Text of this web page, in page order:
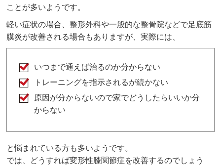
ことが多いようです。
軽い症状の場合、整形外科や一般的な整骨院などで足底筋
膜炎が改善される場合もありますが、実際には、
いつまで通えば治るのか分からない
トレーニングを指示されるが続かない
原因が分からないので家でどうしたらいいか分
からない
と悩まれている方も多いようです。
では、どうすれば変形性膝関節症を改善するのでしょう